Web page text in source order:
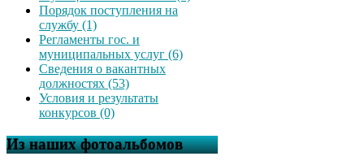
Порядок поступления на
службу (1)
Регламенты гос. и
муниципальных услуг (6)
Сведения о вакантных
должностях (53)
Условия и результаты
конкурсов (0)
Из наших фотоальбомов